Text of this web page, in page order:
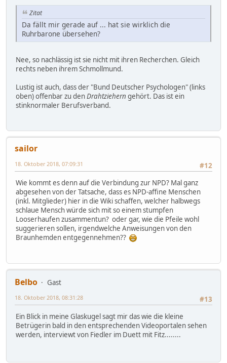
Zitat
Da fällt mir gerade auf ... hat sie wirklich die
Ruhrbarone übersehen?
Nee, so nachlässig ist sie nicht mit ihren Recherchen. Gleich
rechts neben ihrem Schmollmund.
Lustig ist auch, dass der "Bund Deutscher Psychologen" (links
oben) offenbar zu denDrahtziehern gehört. Das ist ein
stinknormaler Berufsverband.
sailor
#12
18. Oktober 2018, 07:09:31
Wie kommt es denn auf die Verbindung zur NPD? Mal ganz
abgesehen von der Tatsache, dass es NPD-affine Menschen
(inkl. Mitglieder) hier in die Wiki schaffen, welcher halbwegs
schlaue Mensch würde sich mit so einem stumpfen
Looserhaufen zusammentun? oder gar, wie die Pfeile wohl
suggerieren sollen, irgendwelche Anweisungen von den
Braunhemden entgegennehmen??
Belbo
Gast
#13
18. Oktober 2018, 08:31:28
Ein Blick in meine Glaskugel sagt mir das wie die kleine
Betrügerin bald in den entsprechenden Videoportalen sehen
werden, interviewt von Fiedler im Duett mit Fitz........